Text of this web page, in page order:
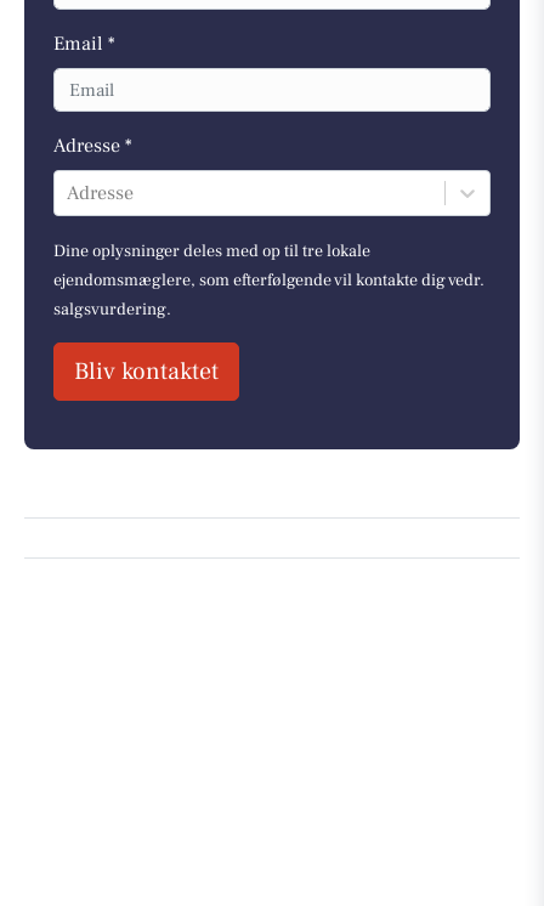
Email *
Adresse *
Adresse
Dine oplysninger deles med op til tre lokale
ejendomsmæglere, som efterfølgende vil kontakte dig vedr.
salgsvurdering.
Bliv kontaktet